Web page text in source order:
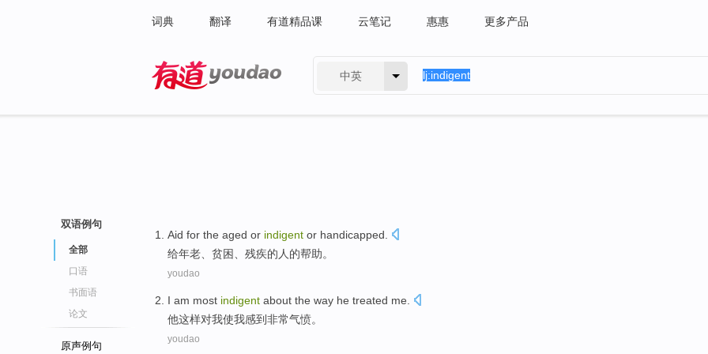
词典 翻译 有道精品课 云笔记 惠惠 更多产品
中英
双语例句
全部
口语
书面语
论文
原声例句
Aid for the aged or indigent or handicapped
给年老 贫困 残疾的人的帮助。
youdao
I am most indigent about the way he treated me
他这样对我使我感到非常气愤。
youdao